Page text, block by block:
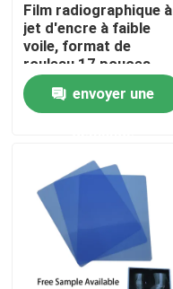
Aperçu
Produits
A propos de nous
Visite d'usine
Contrôle de la qualité
Film radiographique à
jet d'encre à faible
voile, format de
rouleau 17 pouces,
rouleau de 100
feuilles, offrant une
clarté et des détails
radiographique
envoyer une